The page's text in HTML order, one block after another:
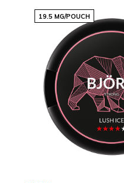
19.5 MG/POUCH